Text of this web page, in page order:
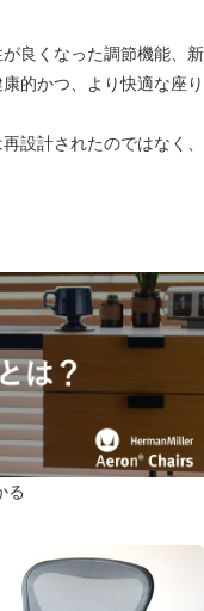
良くなった調節機能、新
的かつ、より快適な座り
設計されたのではなく、
る